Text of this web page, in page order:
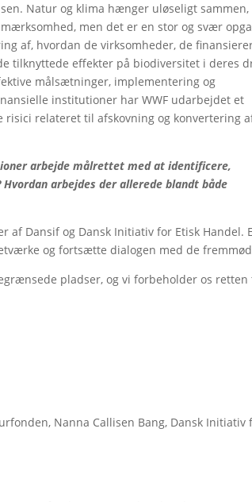
Natur og klima hænger uløseligt sammen,
men det er en stor og svær
af, hvordan de virksomheder, de
tilknyttede effekter på biodiversitet i deres
målsætninger, implementering og
institutioner har WWF udarbejdet et
relateret til afskovning og konvertering
arbejde målrettet med at identificere,
arbejdes der allerede blandt både
af Dansif og Dansk Initiativ for Etisk Handel.
og fortsætte dialogen med de
pladser, og vi forbeholder os
Nanna Callisen Bang, Dansk Initiativ